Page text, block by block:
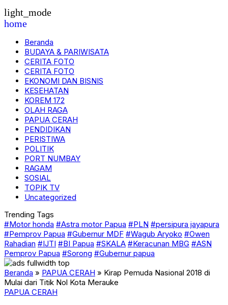
light_mode
home
Beranda
BUDAYA & PARIWISATA
CERITA FOTO
CERITA FOTO
EKONOMI DAN BISNIS
KESEHATAN
KOREM 172
OLAH RAGA
PAPUA CERAH
PENDIDIKAN
PERISTIWA
POLITIK
PORT NUMBAY
RAGAM
SOSIAL
TOPIK TV
Uncategorized
Trending Tags
#Motor honda #Astra motor Papua #PLN #persipura jayapura
#Pemprov Papua #Gubernur MDF #Wagub Aryoko #Owen
Rahadian #IJTI #BI Papua #SKALA #Keracunan MBG #ASN
Pemprov Papua #Sorong #Gubernur papua
Beranda » PAPUA CERAH » Kirap Pemuda Nasional 2018 di
Mulai dari Titik Nol Kota Merauke
PAPUA CERAH